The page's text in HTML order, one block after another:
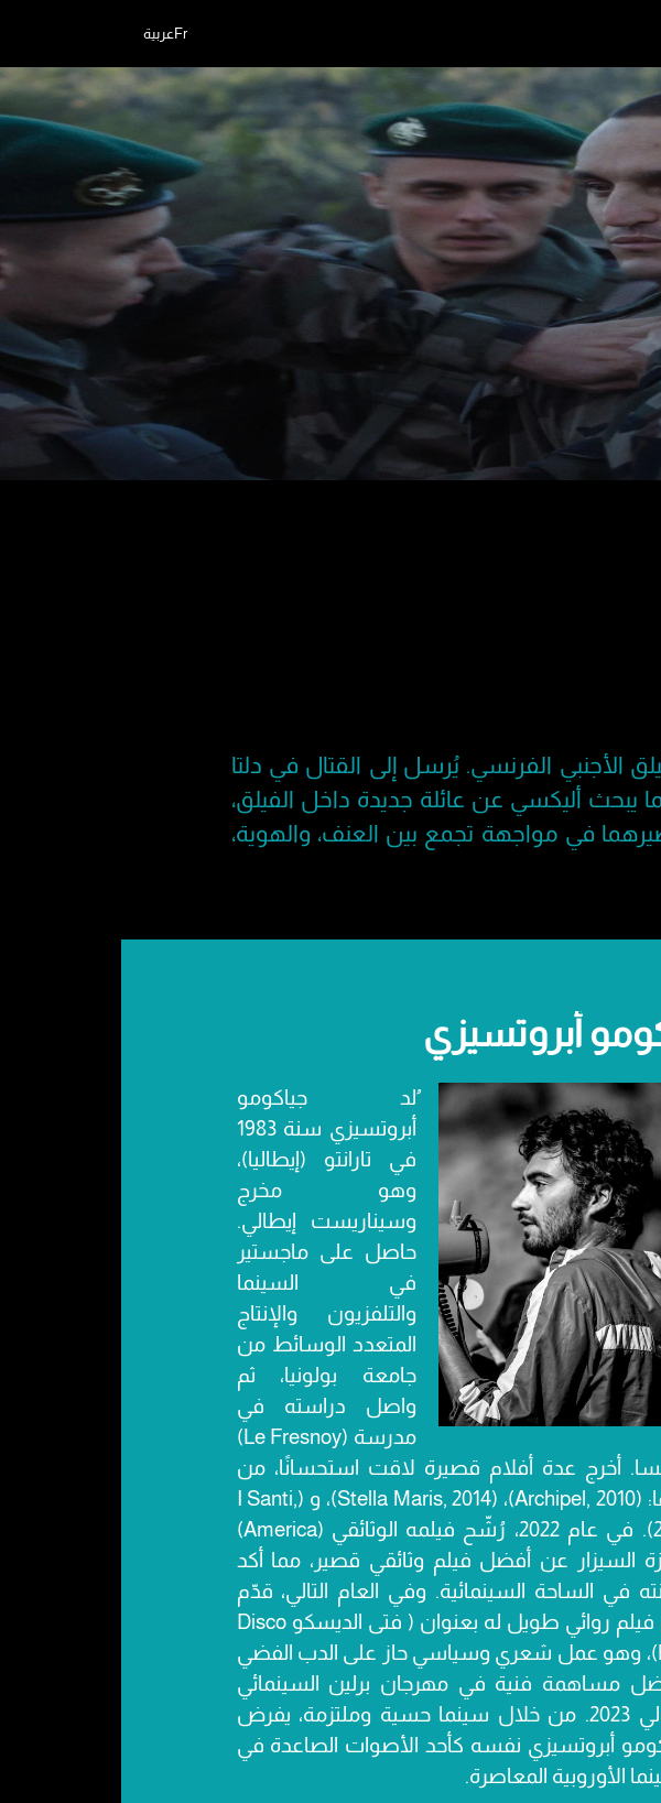
Frعربية
الأجنبي الفرنسي. يُرسل إلى القتال في دلتا
يبحث أليكسي عن عائلة جديدة داخل الفيلق،
في مواجهة تجمع بين العنف، والهوية،
أبروتسيزي
ُلد جياكومو
أبروتسيزي سنة 1983
في تارانتو (إيطاليا)،
وهو مخرج
وسيناريست إيطالي.
حاصل على ماجستير
في السينما
والتلفزيون والإنتاج
المتعدد الوسائط من
جامعة بولونيا، ثم
واصل دراسته في
مدرسة (Le Fresnoy)
أخرج عدة أفلام قصيرة لاقت استحسانًا، من
بينها: (Archipel, 2010)، (Stella Maris, 2014)، و (I Santi,
2021). في عام 2022، رُشّح فيلمه الوثائقي (America)
السيزار عن أفضل فيلم وثائقي قصير، مما أكد
في الساحة السينمائية. وفي العام التالي، قدّم
أول فيلم روائي طويل له بعنوان ( فتى الديسكو Disco
Boy)، وهو عمل شعري وسياسي حاز على الدب الفضي
مساهمة فنية في مهرجان برلين السينمائي
الدولي 2023. من خلال سينما حسية وملتزمة، يفرض
أبروتسيزي نفسه كأحد الأصوات الصاعدة في
الأوروبية المعاصرة.